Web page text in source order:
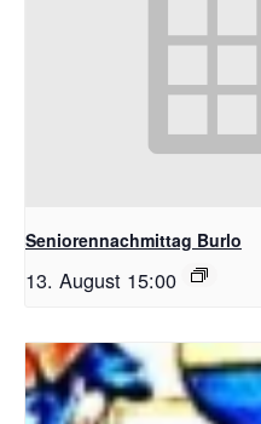
Seniorennachmittag Burlo
13. August 15:00